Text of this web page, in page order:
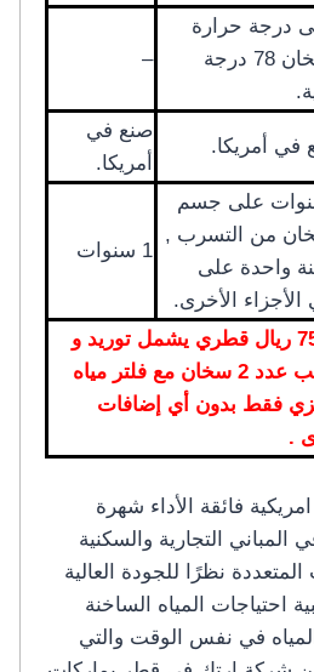
درجة حرارة
للسخان 78 درجة
–
في أمريكا.
صنع في
أمريكا.
على جسم
من التسرب ,
واحدة على
الأجزاء الأخرى.
1 سنوات
7500 ريال قطري يشمل توريد و
تركيب عدد 2 سخان مع فلتر مياه
فقط بدون أي إضافات
.
فائقة الأداء شهرة
المباني التجارية والسكنية
نظرًا للجودة العالية
احتياجات المياه الساخنة
في نفس الوقت والتي